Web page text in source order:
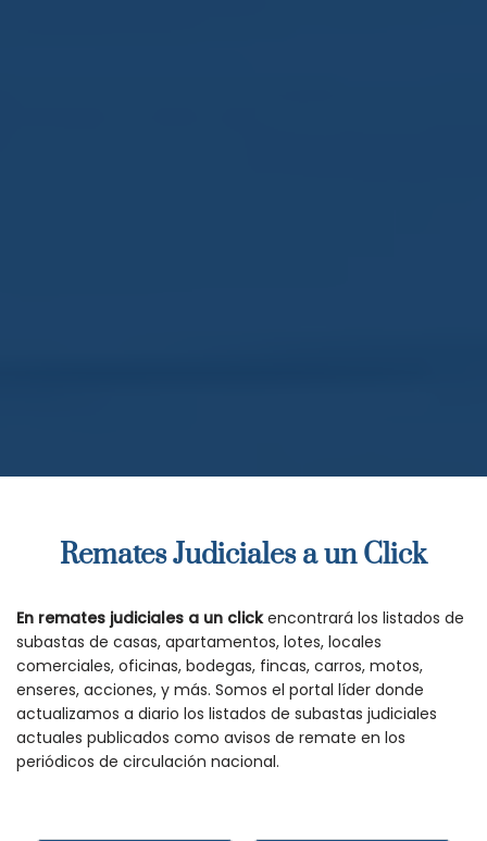
Remates Judiciales a un Click
En remates judiciales a un clickencontrará los listados de
subastas de casas, apartamentos, lotes, locales
comerciales, oficinas, bodegas, fincas, carros, motos,
enseres, acciones, y más. Somos el portal líder donde
actualizamos a diario los listados de subastas judiciales
actuales publicados como avisos de remate en los
periódicos de circulación nacional.